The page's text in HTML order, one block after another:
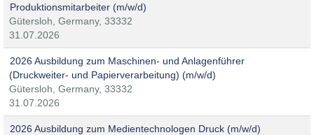
Produktionsmitarbeiter (m/w/d)
Gütersloh, Germany, 33332
31.07.2026
2026 Ausbildung zum Maschinen- und Anlagenführer
(Druckweiter- und Papierverarbeitung) (m/w/d)
Gütersloh, Germany, 33332
31.07.2026
2026 Ausbildung zum Medientechnologen Druck (m/w/d)